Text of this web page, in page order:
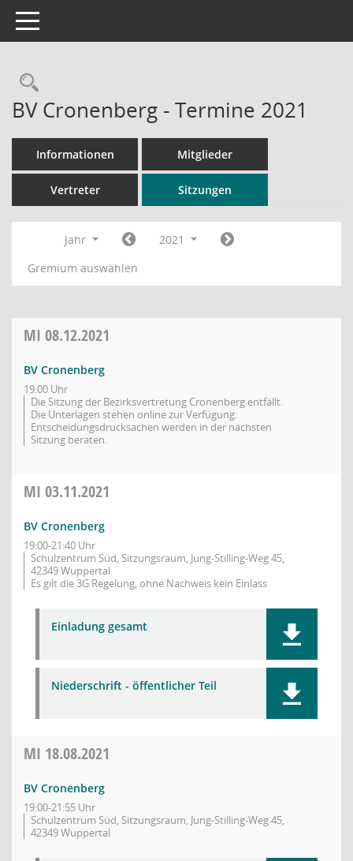
Toggle navigation
Rechercheauswahl
BV Cronenberg - Termine 2021
Informationen Mitglieder
Vertreter Sitzungen
Jahr
2021
Gremium auswählen
MI 08.12.2021
BV Cronenberg
19:00 Uhr
Die Sitzung der Bezirksvertretung Cronenberg entfällt.
Die Unterlagen stehen online zur Verfügung.
Entscheidungsdrucksachen werden in der nächsten
Sitzung beraten.
MI 03.11.2021
BV Cronenberg
19:00-21:40 Uhr
Schulzentrum Süd, Sitzungsraum, Jung-Stilling-Weg 45,
42349 Wuppertal
Es gilt die 3G Regelung, ohne Nachweis kein Einlass
Einladung gesamt
Niederschrift - öffentlicher Teil
MI 18.08.2021
BV Cronenberg
19:00-21:55 Uhr
Schulzentrum Süd, Sitzungsraum, Jung-Stilling-Weg 45,
42349 Wuppertal